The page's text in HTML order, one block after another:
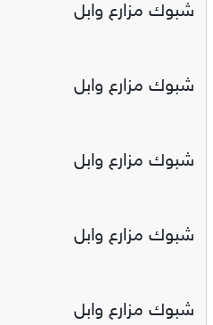
شبوك مزارع وابل
شبوك مزارع وابل
شبوك مزارع وابل
شبوك مزارع وابل
شبوك مزارع وابل